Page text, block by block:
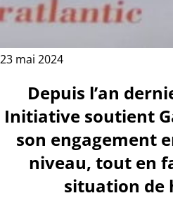
23 mai 2024
Depuis l’an
Initiative soutient
son engagement
niveau, tout en
situation de